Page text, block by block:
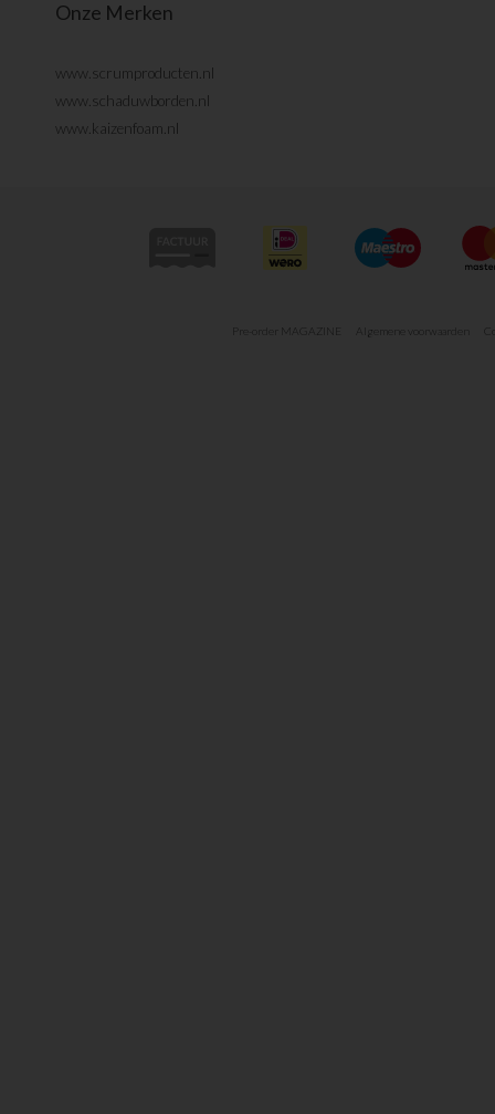
Onze Merken
www.scrumproducten.nl
www.schaduwborden.nl
www.kaizenfoam.nl
Pre-order MAGAZINE Algemene voorwaarden